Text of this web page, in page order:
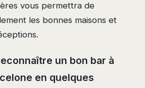
vous permettra de
les bonnes maisons et
un bon bar à
en quelques